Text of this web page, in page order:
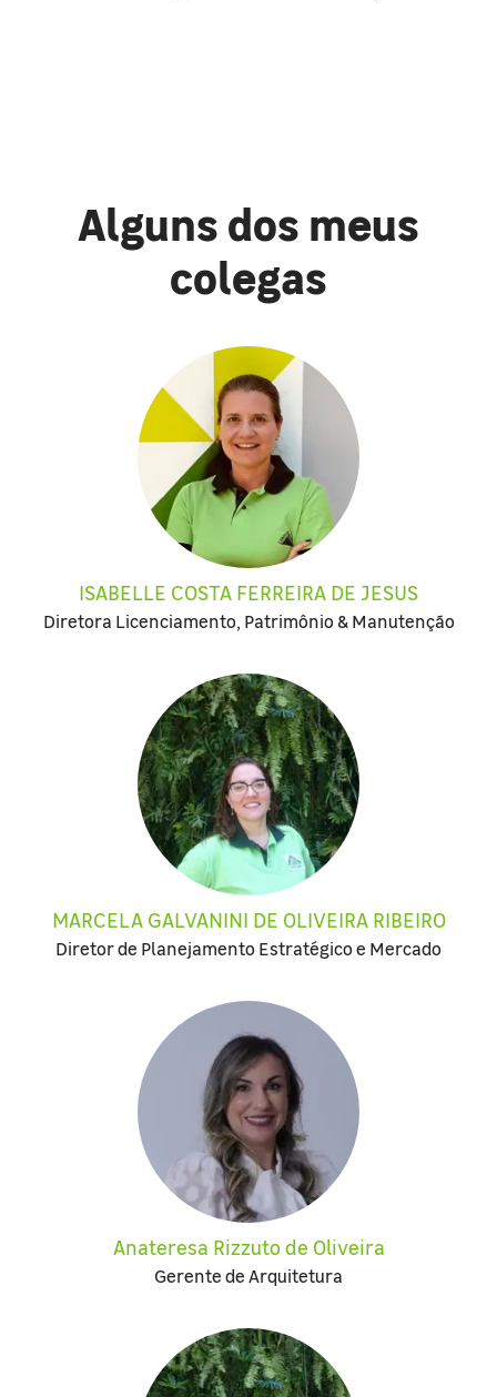
Alguns dos meus
colegas
ISABELLE COSTA FERREIRA DE JESUS
Diretora Licenciamento, Patrimônio & Manutenção
MARCELA GALVANINI DE OLIVEIRA RIBEIRO
Diretor de Planejamento Estratégico e Mercado
Anateresa Rizzuto de Oliveira
Gerente de Arquitetura